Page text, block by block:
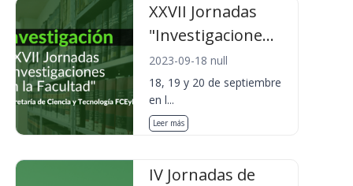
XXVII Jornadas
"Investigacione...
2023-09-18 null
18, 19 y 20 de septiembre
en l...
Leer más
IV Jornadas de